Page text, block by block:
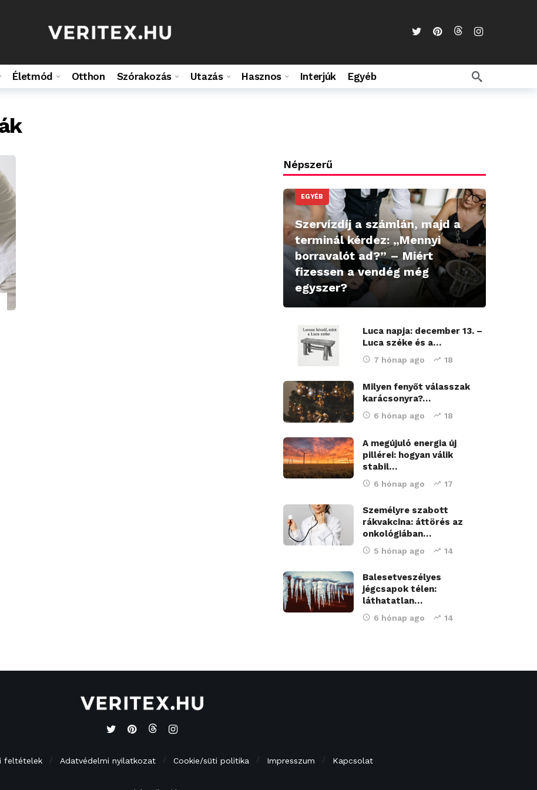
Életmód Otthon Szórakozás Utazás Hasznos Interjúk Egyéb
Népszerű
EGYÉB
Szervízdíj a számlán, majd a
terminál kérdez: „Mennyi
borravalót ad?” – Miért
fizessen a vendég még
egyszer?
Luca napja: december 13. –
Luca széke és a…
7 hónap ago 18
Milyen fenyőt válasszak
karácsonyra?…
6 hónap ago 18
A megújuló energia új
pillérei: hogyan válik
stabil…
6 hónap ago 17
Személyre szabott
rákvakcina: áttörés az
onkológiában…
5 hónap ago 14
Balesetveszélyes
jégcsapok télen:
láthatatlan…
6 hónap ago 14
feltételek Adatvédelmi nyilatkozat Cookie/süti politika Impresszum Kapcsolat